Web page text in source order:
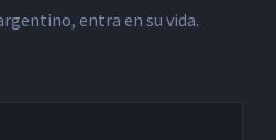
entra en su vida.